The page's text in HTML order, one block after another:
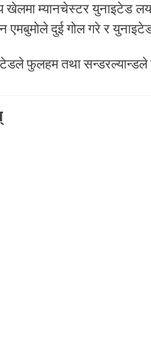
खेलमा म्यानचेस्टर युनाइटेड
एमबुमोले दुई गोल गरे र
फुलहम तथा सन्डरल्यान्डले